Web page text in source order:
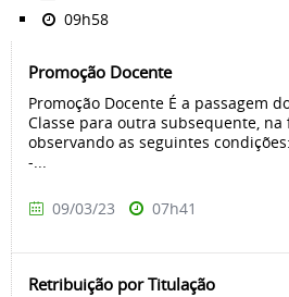
09h58
Promoção Docente
Promoção Docente É a passagem
Classe para outra subsequente, na
observando as seguintes
-...
09/03/23 07h41
Retribuição por Titulação